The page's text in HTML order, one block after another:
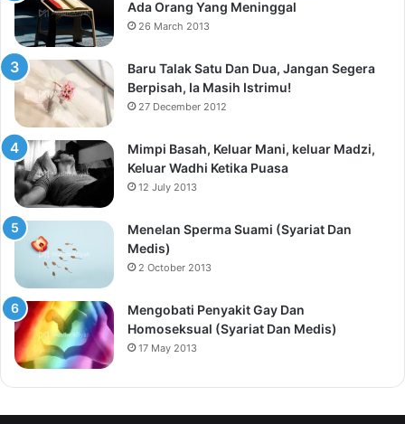
Ada Orang Yang Meninggal
26 March 2013
Baru Talak Satu Dan Dua, Jangan Segera
Berpisah, Ia Masih Istrimu!
27 December 2012
Mimpi Basah, Keluar Mani, keluar Madzi,
Keluar Wadhi Ketika Puasa
12 July 2013
Menelan Sperma Suami (Syariat Dan
Medis)
2 October 2013
Mengobati Penyakit Gay Dan
Homoseksual (Syariat Dan Medis)
17 May 2013